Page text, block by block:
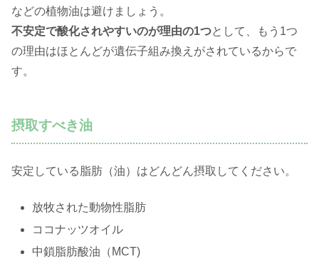
などの植物油は避けましょう。
不安定で酸化されやすいのが理由の1つとして、もう1つ
の理由はほとんどが遺伝子組み換えがされているからで
す。
摂取すべき油
安定している脂肪（油）はどんどん摂取してください。
放牧された動物性脂肪
ココナッツオイル
中鎖脂肪酸油（MCT)